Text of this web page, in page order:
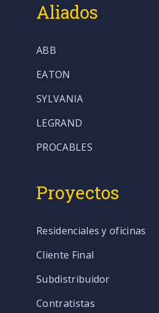
Aliados
ABB
EATON
SYLVANIA
LEGRAND
PROCABLES
Proyectos
Residenciales y oficinas
Cliente Final
Subdistribuidor
Contratistas